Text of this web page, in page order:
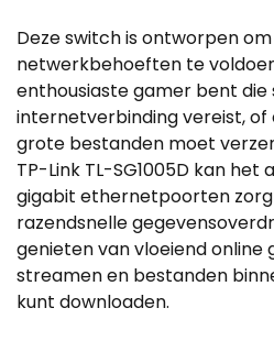
Deze switch is ontworpen
netwerkbehoeften te
enthousiaste gamer bent
internetverbinding vereist, of
grote bestanden moet
TP-Link TL-SG1005D kan het
gigabit ethernetpoorten
razendsnelle
genieten van vloeiend online
streamen en bestanden
kunt downloaden.